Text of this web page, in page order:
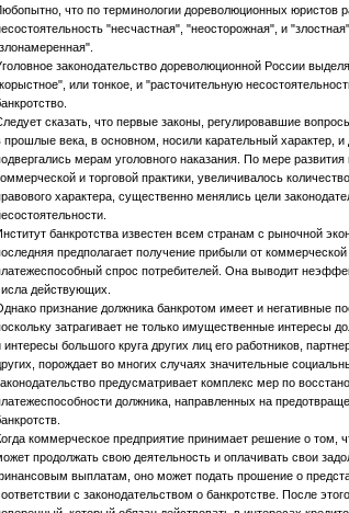
что по терминологии дореволюционных юристов
"несчастная", "неосторожная", и
законодательство дореволюционной России
или тонкое, и "расточительную
сказать, что первые законы, регулировавшие
прошлые века, в основном, носили карательный характер, и
мерам уголовного наказания. По мере
и торговой практики, увеличивалось
характера, существенно менялись цели
банкротства известен всем странам с рыночной
предполагает получение прибыли от коммерческой
спрос потребителей. Она выводит
действующих.
признание должника банкротом имеет и негативные
затрагивает не только имущественные интересы
интересы большого круга других лиц его работников,
порождает во многих случаях значительные
предусматривает комплекс мер по
должника, направленных на
коммерческое предприятие принимает решение о том,
продолжать свою деятельность и оплачивать свои
выплатам, оно может подать прошение о
с законодательством о банкротстве. После